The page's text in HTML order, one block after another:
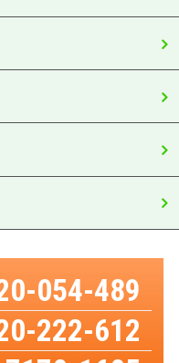
054-489
222-612